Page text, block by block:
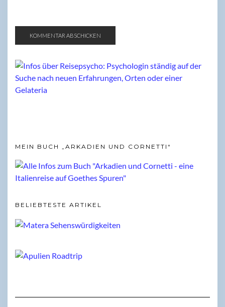
MEIN BUCH „ARKADIEN UND CORNETTI“
BELIEBTESTE ARTIKEL